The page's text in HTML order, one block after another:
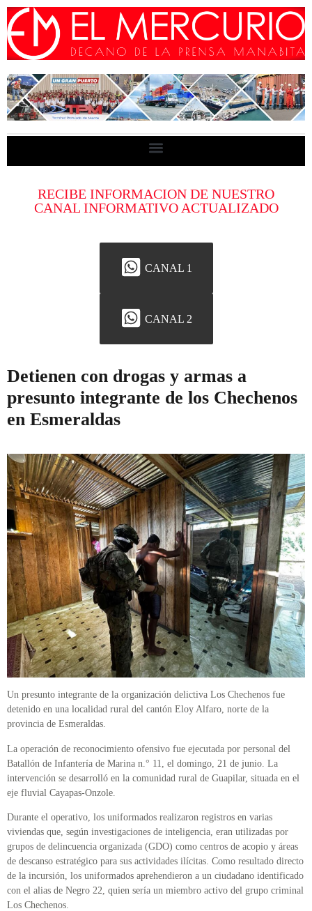
RECIBE INFORMACION DE NUESTRO
CANAL INFORMATIVO ACTUALIZADO
CANAL 1
CANAL 2
Detienen con drogas y armas a
presunto integrante de los Chechenos
en Esmeraldas
Un presunto integrante de la organización delictiva Los Chechenos fue
detenido en una localidad rural del cantón Eloy Alfaro, norte de la
provincia de Esmeraldas.
La operación de reconocimiento ofensivo fue ejecutada por personal del
Batallón de Infantería de Marina n.° 11, el domingo, 21 de junio. La
intervención se desarrolló en la comunidad rural de Guapilar, situada en el
eje fluvial Cayapas-Onzole.
Durante el operativo, los uniformados realizaron registros en varias
viviendas que, según investigaciones de inteligencia, eran utilizadas por
grupos de delincuencia organizada (GDO) como centros de acopio y áreas
de descanso estratégico para sus actividades ilícitas. Como resultado directo
de la incursión, los uniformados aprehendieron a un ciudadano identificado
con el alias de Negro 22, quien sería un miembro activo del grupo criminal
Los Chechenos.